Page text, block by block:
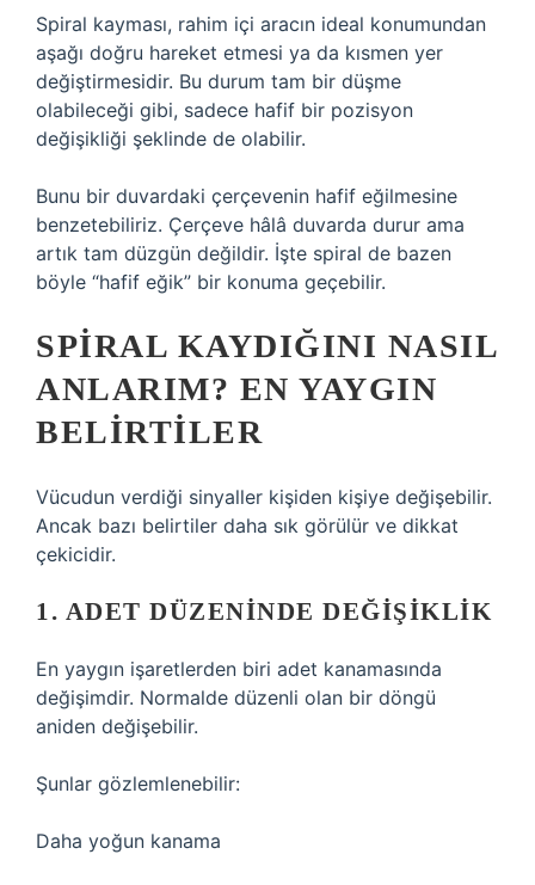
Spiral kayması, rahim içi aracın ideal konumundan
aşağı doğru hareket etmesi ya da kısmen yer
değiştirmesidir. Bu durum tam bir düşme
olabileceği gibi, sadece hafif bir pozisyon
değişikliği şeklinde de olabilir.
Bunu bir duvardaki çerçevenin hafif eğilmesine
benzetebiliriz. Çerçeve hâlâ duvarda durur ama
artık tam düzgün değildir. İşte spiral de bazen
böyle “hafif eğik” bir konuma geçebilir.
SPIRAL KAYDIĞINI NASIL
ANLARIM? EN YAYGIN
BELIRTILER
Vücudun verdiği sinyaller kişiden kişiye değişebilir.
Ancak bazı belirtiler daha sık görülür ve dikkat
çekicidir.
1. ADET DÜZENINDE DEĞIŞIKLIK
En yaygın işaretlerden biri adet kanamasında
değişimdir. Normalde düzenli olan bir döngü
aniden değişebilir.
Şunlar gözlemlenebilir:
Daha yoğun kanama